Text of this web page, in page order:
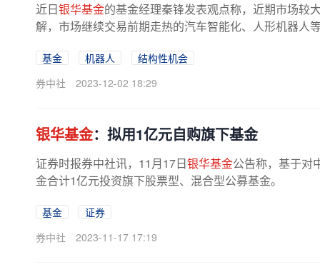
近日银华基金的基金经理秦锋发表观点称，近期市场较
解，市场继续交易前期走热的汽车智能化、人形机器人
基金 机器人
结构性机会
券中社
2023-12-02 18:29
银华基金：拟用1亿元自购旗下基金
证券时报券中社讯，11月17日银华基金公告称，基于对
金合计1亿元投资旗下股票型、混合型公募基金。
基金
证券
券中社
2023-11-17 17:19